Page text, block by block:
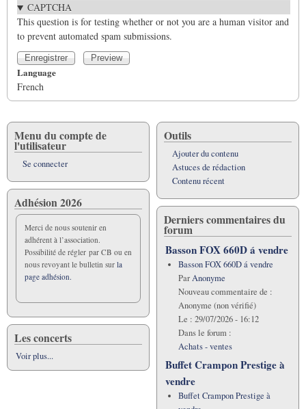
CAPTCHA
This question is for testing whether or not you are a human visitor and
to prevent automated spam submissions.
Language
French
Menu du compte de
l'utilisateur
Se connecter
Adhésion 2026
Merci de nous soutenir en
adhérent à l’association.
Possibilité de régler par CB ou en
nous revoyant le bulletin sur la
page adhésion.
Les concerts
Voir plus...
Outils
Ajouter du contenu
Astuces de rédaction
Contenu récent
Derniers commentaires du
forum
Basson FOX 660D á vendre
Basson FOX 660D á vendre
ParAnonyme
Nouveau commentaire de :
Anonyme (non vérifié)
Le : 29/07/2026 - 16:12
Dans le forum :
Achats - ventes
Buffet Crampon Prestige à
vendre
Buffet Crampon Prestige à